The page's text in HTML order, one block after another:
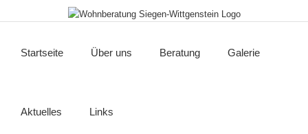
Inhalt
Startseite Über uns Beratung Galerie
Aktuelles Links